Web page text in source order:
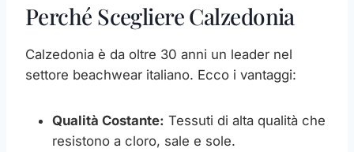
Perché Scegliere Calzedonia
Calzedonia è da oltre 30 anni un leader nel
settore beachwear italiano. Ecco i vantaggi:
Qualità Costante: Tessuti di alta qualità che
resistono a cloro, sale e sole.